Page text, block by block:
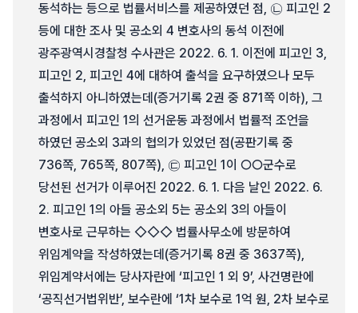
동석하는 등으로 법률서비스를 제공하였던 점, ㉡ 피고인 2
등에 대한 조사 및 공소외 4 변호사의 동석 이전에
광주광역시경찰청 수사관은 2022. 6. 1. 이전에 피고인 3,
피고인 2, 피고인 4에 대하여 출석을 요구하였으나 모두
출석하지 아니하였는데(증거기록 2권 중 871쪽 이하), 그
과정에서 피고인 1의 선거운동 과정에서 법률적 조언을
하였던 공소외 3과의 협의가 있었던 점(공판기록 중
736쪽, 765쪽, 807쪽), ㉢ 피고인 1이 ○○군수로
당선된 선거가 이루어진 2022. 6. 1. 다음 날인 2022. 6.
2. 피고인 1의 아들 공소외 5는 공소외 3의 아들이
변호사로 근무하는 ◇◇◇ 법률사무소에 방문하여
위임계약을 작성하였는데(증거기록 8권 중 3637쪽),
위임계약서에는 당사자란에 ‘피고인 1 외 9’, 사건명란에
‘공직선거법위반’, 보수란에 ‘1차 보수로 1억 원, 2차 보수로